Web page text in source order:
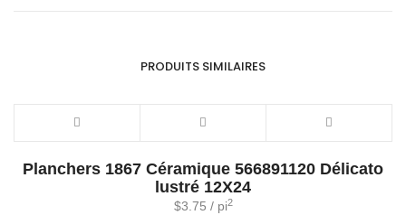
PRODUITS SIMILAIRES
Planchers 1867 Céramique 566891120 Délicato
lustré 12X24
$3.75 / pi2